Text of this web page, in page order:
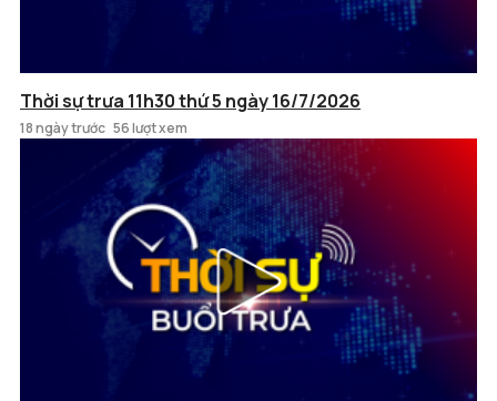
Thời sự trưa 11h30 thứ 5 ngày 16/7/2026
18 ngày trước 56 lượt xem